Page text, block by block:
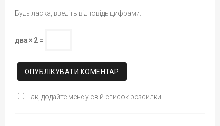
Будь ласка, введіть відповідь цифрами:
два × 2 =
Так, додайте мене у свій список розсилки.